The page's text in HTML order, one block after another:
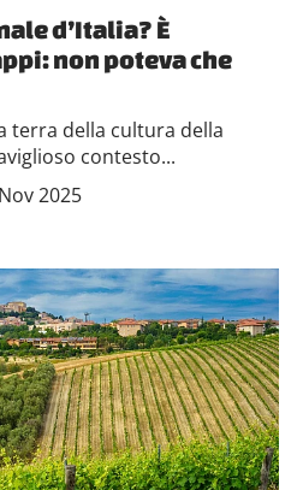
d’Italia? È
non poteva che
terra della cultura della
contesto...
2025